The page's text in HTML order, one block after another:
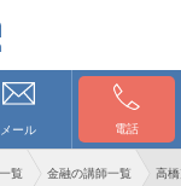
メール 電話
覧 金融の講師一覧 高